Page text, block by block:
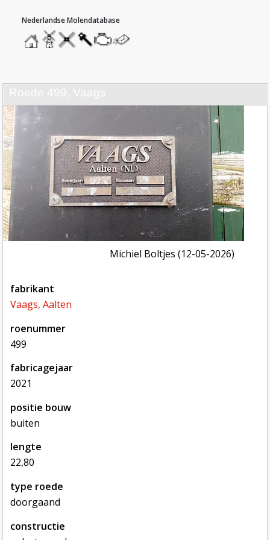
homemolendatabase
roedendatabase
assendatabase
motorendatabase
stuur
een
roede 499, Vaags
Michiel Boltjes (12-05-2026)
fabrikant
Vaags, Aalten
roenummer
499
fabricagejaar
2021
positie bouw
buiten
lengte
22,80
type roede
doorgaand
constructie